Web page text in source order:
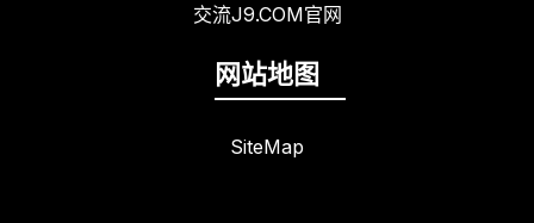
交流J9.COM官网
网站地图
SiteMap